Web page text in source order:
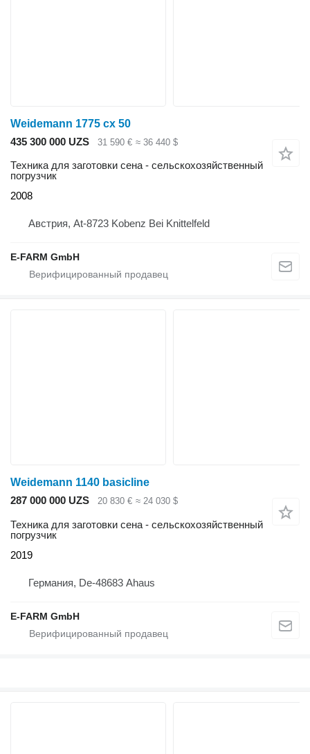
Weidemann 1775 cx 50
435 300 000 UZS
31 590 € ≈ 36 440 $
Техника для заготовки сена - сельскохозяйственный
погрузчик
2008
Австрия, At-8723 Kobenz Bei Knittelfeld
E-FARM GmbH
Weidemann 1140 basicline
287 000 000 UZS
20 830 € ≈ 24 030 $
Техника для заготовки сена - сельскохозяйственный
погрузчик
2019
Германия, De-48683 Ahaus
E-FARM GmbH